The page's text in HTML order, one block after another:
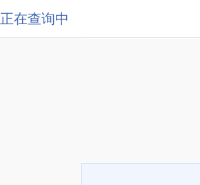
正在查询中